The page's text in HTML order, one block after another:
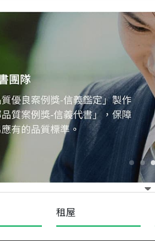
租屋